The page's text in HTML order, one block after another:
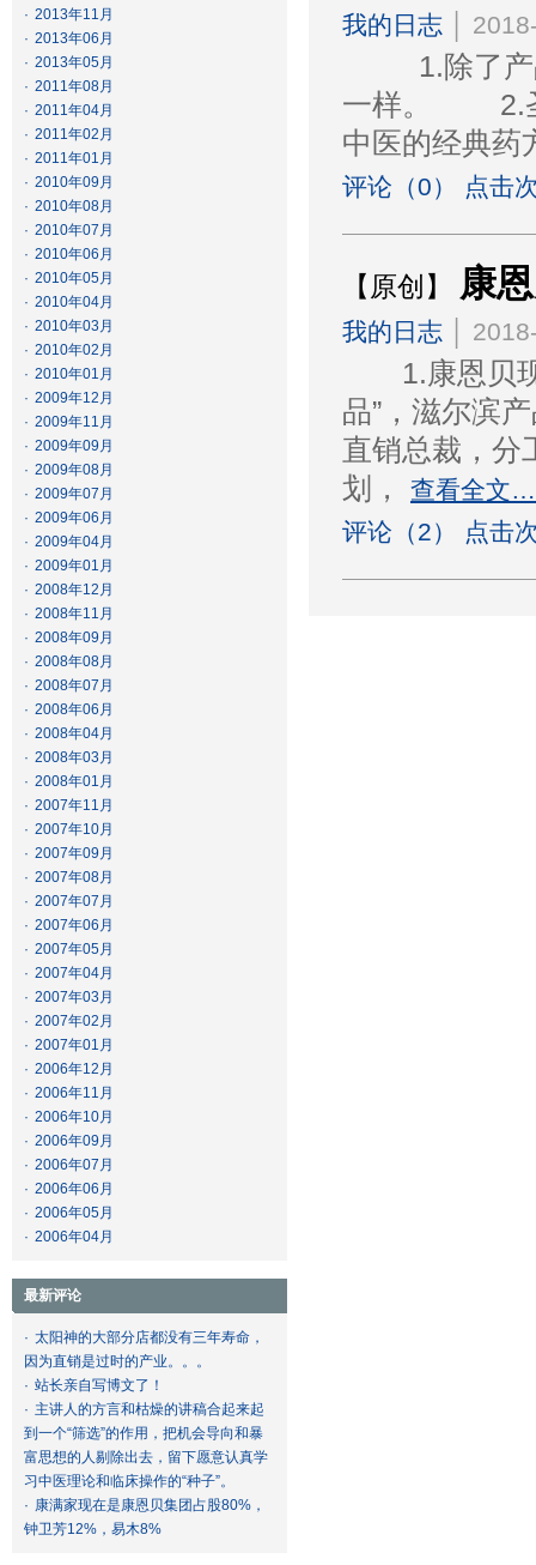
· 2013年11月
· 2013年06月
· 2013年05月
· 2011年08月
· 2011年04月
· 2011年02月
· 2011年01月
· 2010年09月
· 2010年08月
· 2010年07月
· 2010年06月
· 2010年05月
· 2010年04月
· 2010年03月
· 2010年02月
· 2010年01月
· 2009年12月
· 2009年11月
· 2009年09月
· 2009年08月
· 2009年07月
· 2009年06月
· 2009年04月
· 2009年01月
· 2008年12月
· 2008年11月
· 2008年09月
· 2008年08月
· 2008年07月
· 2008年06月
· 2008年04月
· 2008年03月
· 2008年01月
· 2007年11月
· 2007年10月
· 2007年09月
· 2007年08月
· 2007年07月
· 2007年06月
· 2007年05月
· 2007年04月
· 2007年03月
· 2007年02月
· 2007年01月
· 2006年12月
· 2006年11月
· 2006年10月
· 2006年09月
· 2006年07月
· 2006年06月
· 2006年05月
· 2006年04月
最新评论
· 太阳神的大部分店都没有三年寿命，
因为直销是过时的产业。。。
· 站长亲自写博文了！
· 主讲人的方言和枯燥的讲稿合起来起
到一个“筛选”的作用，把机会导向和暴
富思想的人剔除出去，留下愿意认真学
习中医理论和临床操作的“种子”。
· 康满家现在是康恩贝集团占股80%，
钟卫芳12%，易木8%
我的日志 │
1.除了产品
一样。 2.圣
中医的经典药
评论（0） 点击
【原创】 康
我的日志 │
1.康恩贝现
品”，滋尔滨
直销总裁，分
划， 查看全文…
评论（2） 点击